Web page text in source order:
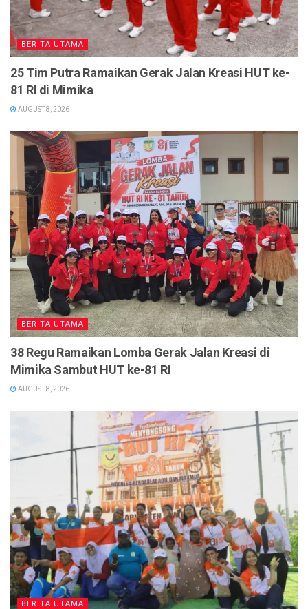
BERITA UTAMA
25 Tim Putra Ramaikan Gerak Jalan Kreasi HUT ke-
81 RI di Mimika
AUGUST 8, 2026
BERITA UTAMA
38 Regu Ramaikan Lomba Gerak Jalan Kreasi di
Mimika Sambut HUT ke-81 RI
AUGUST 8, 2026
BERITA UTAMA